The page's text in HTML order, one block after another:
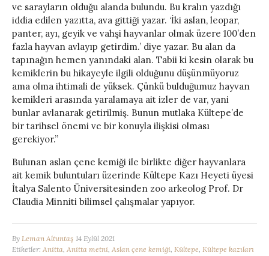
ve sarayların olduğu alanda bulundu. Bu kralın yazdığı
iddia edilen yazıtta, ava gittiği yazar. ‘İki aslan, leopar,
panter, ayı, geyik ve vahşi hayvanlar olmak üzere 100’den
fazla hayvan avlayıp getirdim.’ diye yazar. Bu alan da
tapınağın hemen yanındaki alan. Tabii ki kesin olarak bu
kemiklerin bu hikayeyle ilgili olduğunu düşünmüyoruz
ama olma ihtimali de yüksek. Çünkü bulduğumuz hayvan
kemikleri arasında yaralamaya ait izler de var, yani
bunlar avlanarak getirilmiş. Bunun mutlaka Kültepe’de
bir tarihsel önemi ve bir konuyla ilişkisi olması
gerekiyor.”
Bulunan aslan çene kemiği ile birlikte diğer hayvanlara
ait kemik buluntuları üzerinde Kültepe Kazı Heyeti üyesi
İtalya Salento Üniversitesinden zoo arkeolog Prof. Dr
Claudia Minniti bilimsel çalışmalar yapıyor.
By Leman Altuntaş 14 Eylül 2021
Etiketler: Anitta Anitta metni Aslan çene kemiği Kültepe Kültepe kazıları